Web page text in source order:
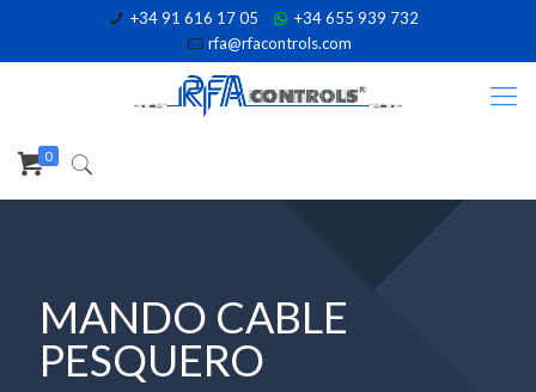
+34 91 616 17 05
+34 655 939 732
rfa@rfacontrols.com
0
MANDO CABLE
PESQUERO